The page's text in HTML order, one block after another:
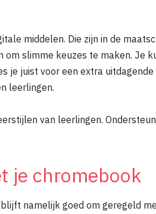
middelen. Die zijn in de
slimme keuzes te maken. Je
je juist voor een extra
leerlingen.
van leerlingen.
je chromebook
namelijk goed om geregeld